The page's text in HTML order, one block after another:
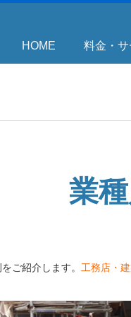
HOME 料金・サ
業
ご紹介します。 工務店・